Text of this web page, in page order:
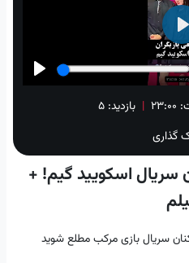
۲۳:۰۰ | بازدید: 5
گذاری
سریال اسکویید گیم! +
سریال بازی مرکب مطلع شوید